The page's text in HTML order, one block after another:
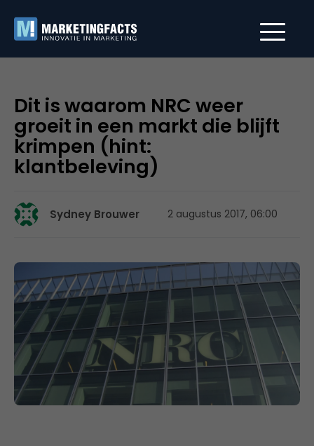
Dit is waarom NRC weer
groeit in een markt die blijft
krimpen (hint:
klantbeleving)
Sydney Brouwer 2 augustus 2017, 06:00